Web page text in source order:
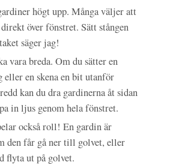
högt upp. Många väljer att
över fönstret. Sätt stången
säger jag!
vara breda. Om du sätter en
eller en skena en bit utanför
kan du dra gardinerna åt sidan
in ljus genom hela fönstret.
också roll! En gardin är
den får gå ner till golvet, eller
flyta ut på golvet.